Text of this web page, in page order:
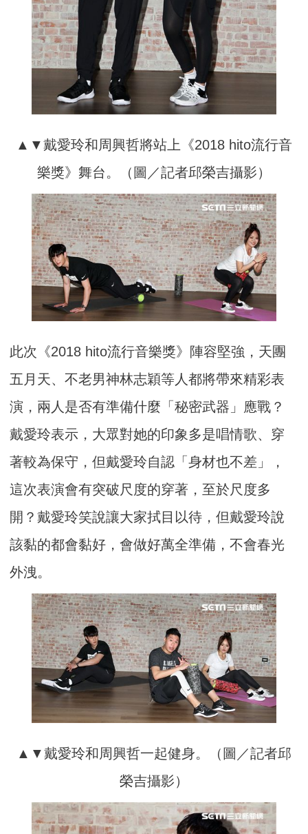
▲▼戴愛玲和周興哲將站上《2018 hito流行音
樂獎》舞台。（圖／記者邱榮吉攝影）
此次《2018 hito流行音樂獎》陣容堅強，天團
五月天、不老男神林志穎等人都將帶來精彩表
演，兩人是否有準備什麼「秘密武器」應戰？
戴愛玲表示，大眾對她的印象多是唱情歌、穿
著較為保守，但戴愛玲自認「身材也不差」，
這次表演會有突破尺度的穿著，至於尺度多
開？戴愛玲笑說讓大家拭目以待，但戴愛玲說
該黏的都會黏好，會做好萬全準備，不會春光
外洩。
▲▼戴愛玲和周興哲一起健身。（圖／記者邱
榮吉攝影）